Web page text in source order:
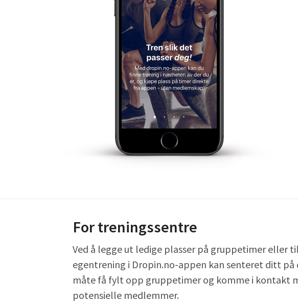
For treningssentre
Ved å legge ut ledige plasser på gruppetimer eller
egentrening i Dropin.no-appen kan senteret ditt på
måte få fylt opp gruppetimer og komme i kontakt
potensielle medlemmer.